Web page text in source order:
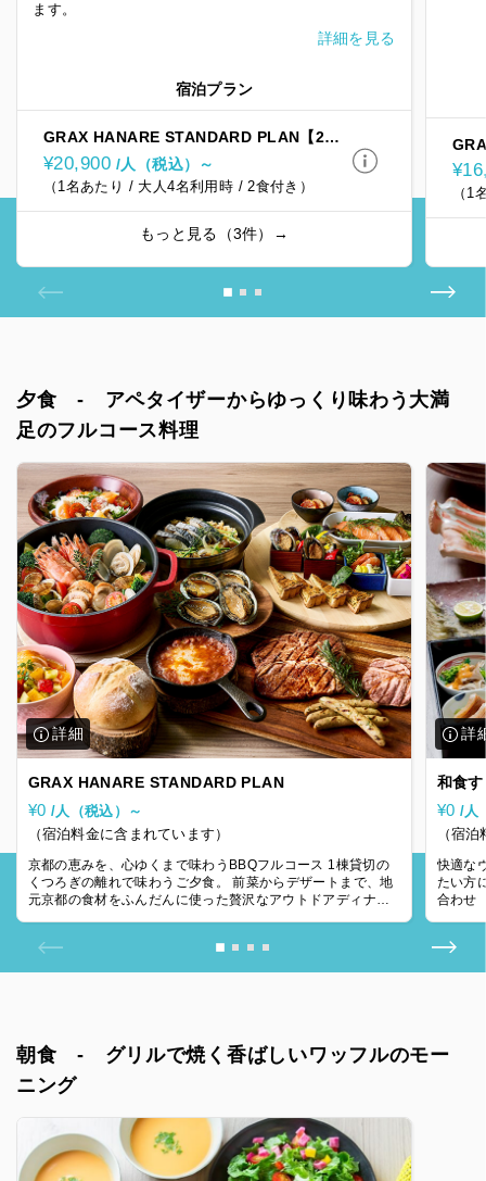
ます。
詳細を見る
宿泊プラン
GRAX HANARE STANDARD PLAN【2食付】
¥20,900 /人（税込）～
（1名あたり / 大人4名利用時 / 2食付き）
もっと見る（3件）→
（1
夕食 - アペタイザーからゆっくり味わう大満
足のフルコース料理
GRAX HANARE STANDARD PLAN
¥0 /人（税込）～
（宿泊料金に含まれています）
京都の恵みを、心ゆくまで味わうBBQフルコース 1棟貸切の
くつろぎの離れで味わうご夕食。 前菜からデザートまで、地
元京都の食材をふんだんに使った贅沢なアウトドアディナ
和食
¥0 /人
（宿
快適な
たい方におすすめ 【メ
合わせ
朝食 - グリルで焼く香ばしいワッフルのモー
ニング